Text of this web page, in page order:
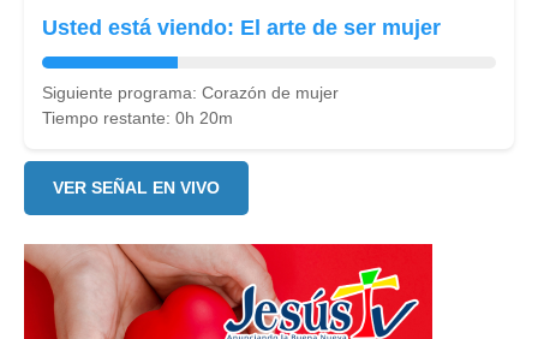
Usted está viendo: El arte de ser mujer
Siguiente programa: Corazón de mujer
Tiempo restante: 0h 20m
VER SEÑAL EN VIVO